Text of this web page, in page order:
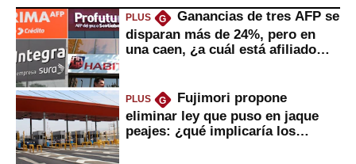
PLUS G
Ganancias de tres AFP se
disparan más de 24%, pero en
una caen, ¿a cuál está afiliado
PLUS G
Fujimori propone
eliminar ley que puso en jaque
peajes: ¿qué implicaría los